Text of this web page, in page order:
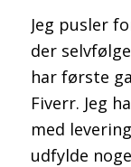
Jeg pusler
der
har første
Fiverr. Jeg
med
udfylde